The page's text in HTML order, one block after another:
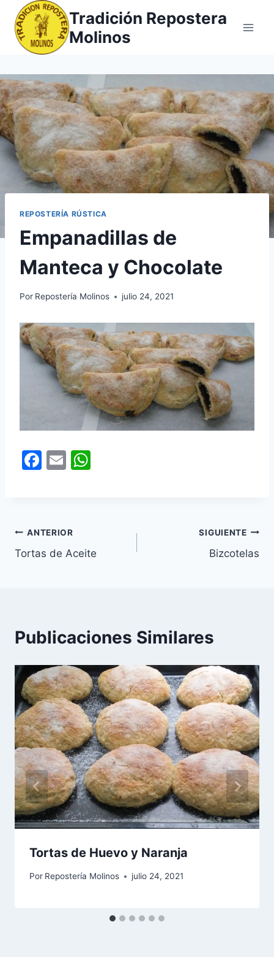
Saltar
contenido
Tradición Repostera
Molinos
REPOSTERÍA RÚSTICA
Empanadillas de
Manteca y Chocolate
Por Repostería Molinos julio 24, 2021
F
b
o
E
p
Navegación
de
ANTERIOR
Tortas de Aceite
SIGUIENTE
Bizcotelas
Publicaciones Similares
Tortas de Huevo y Naranja
Por Repostería Molinos julio 24, 2021